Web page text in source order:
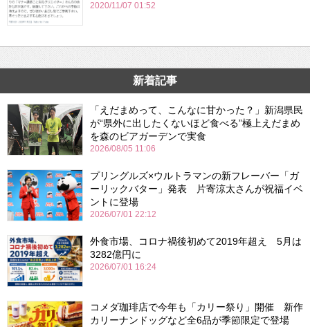
2020/11/07 01:52
新着記事
「えだまめって、こんなに甘かった？」新潟県民
が“県外に出したくないほど食べる”極上えだまめ
を森のビアガーデンで実食
2026/08/05 11:06
プリングルズ×ウルトラマンの新フレーバー「ガ
ーリックバター」発表 片寄涼太さんが祝福イベ
ントに登場
2026/07/01 22:12
外食市場、コロナ禍後初めて2019年超え 5月は
3282億円に
2026/07/01 16:24
コメダ珈琲店で今年も「カリー祭り」開催 新作
カリーナンドッグなど全6品が季節限定で登場